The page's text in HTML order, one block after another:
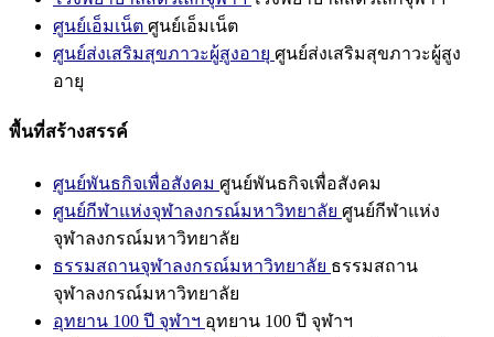
ศูนย์เอ็มเน็ต ศูนย์เอ็มเน็ต
ศูนย์ส่งเสริมสุขภาวะผู้สูงอายุ ศูนย์ส่งเสริมสุขภาวะผู้สูง
อายุ
พื้นที่สร้างสรรค์
ศูนย์พันธกิจเพื่อสังคม ศูนย์พันธกิจเพื่อสังคม
ศูนย์กีฬาแห่งจุฬาลงกรณ์มหาวิทยาลัย ศูนย์กีฬาแห่ง
จุฬาลงกรณ์มหาวิทยาลัย
ธรรมสถานจุฬาลงกรณ์มหาวิทยาลัย ธรรมสถาน
จุฬาลงกรณ์มหาวิทยาลัย
อุทยาน 100 ปี จุฬาฯ อุทยาน 100 ปี จุฬาฯ